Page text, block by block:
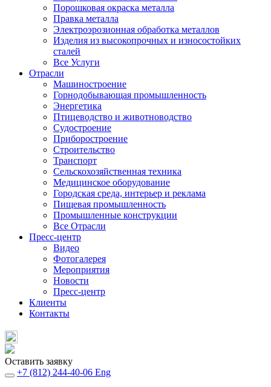
Порошковая окраска металла
Правка металла
Электроэрозионная обработка металлов
Изделия из высокопрочных и износостойких
сталей
Все Услуги
Отрасли
Машиностроение
Горнодобывающая промышленность
Энергетика
Птицеводство и животноводство
Судостроение
Приборостроение
Строительство
Транспорт
Сельскохозяйственная техника
Медицинское оборудование
Городская среда, интерьер и реклама
Пищевая промышленность
Промышленные конструкции
Все Отрасли
Пресс-центр
Видео
Фотогалерея
Мероприятия
Новости
Пресс-центр
Клиенты
Контакты
Оставить заявку
+7 (812) 244-40-06 Eng